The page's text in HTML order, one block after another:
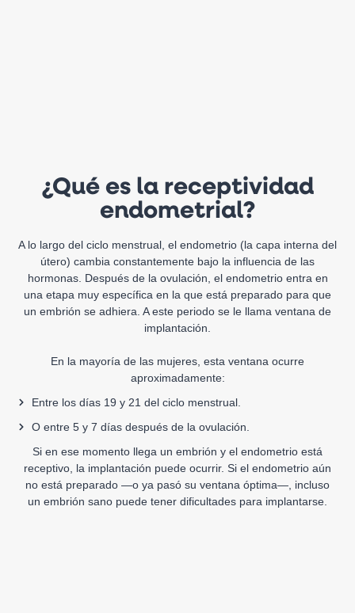
¿Qué es la receptividad
endometrial?
A lo largo del ciclo menstrual, el endometrio (la capa interna del
útero) cambia constantemente bajo la influencia de las
hormonas. Después de la ovulación, el endometrio entra en
una etapa muy específica en la que está preparado para que
un embrión se adhiera. A este periodo se le llama ventana de
implantación.
En la mayoría de las mujeres, esta ventana ocurre
aproximadamente:
Entre los días 19 y 21 del ciclo menstrual.
O entre 5 y 7 días después de la ovulación.
Si en ese momento llega un embrión y el endometrio está
receptivo, la implantación puede ocurrir. Si el endometrio aún
no está preparado —o ya pasó su ventana óptima—, incluso
un embrión sano puede tener dificultades para implantarse.